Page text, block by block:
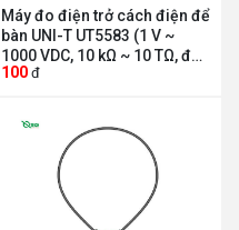
Máy đo điện trở cách điện để
bàn UNI-T UT5583 (1 V ~
1000 VDC, 10 kΩ ~ 10 TΩ, độ
chính xác 1%)
100 đ